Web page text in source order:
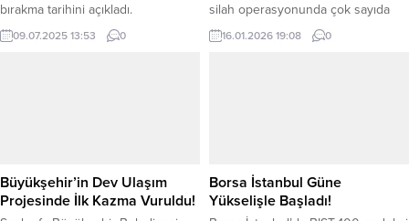
bırakma tarihini açıkladı.
Gergerlioğlu, TBMM’de Cezaevi
Hak İhlalleri ve Gündemi
Bu, son derece önemli ve tarihi bir
gün...
09.07.2025 13:53 0
silah operasyonunda çok sayıda
silah, şarjör ve mühimmat ele
geçirilirken, 4 şüpheli hakkında adli
16.01.2026 19:08 0
Büyükşehir’in Dev Ulaşım
Projesinde İlk Kazma Vuruldu!
Borsa İstanbul Güne
Yükselişle Başladı!